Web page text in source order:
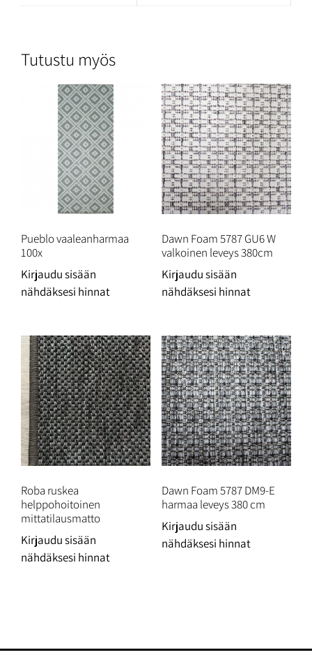
Tutustu myös
Pueblo vaaleanharmaa
100x
Kirjaudu sisään
nähdäksesi hinnat
Dawn Foam 5787 GU6 W
valkoinen leveys 380cm
Kirjaudu sisään
nähdäksesi hinnat
Roba ruskea
helppohoitoinen
mittatilausmatto
Kirjaudu sisään
nähdäksesi hinnat
Dawn Foam 5787 DM9-E
harmaa leveys 380 cm
Kirjaudu sisään
nähdäksesi hinnat